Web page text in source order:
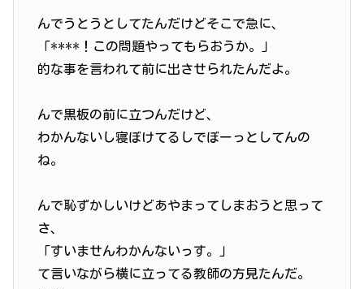
んでうとうとしてたんだけどそこで急に、
「****！この問題やってもらおうか。」
的な事を言われて前に出させられたんだよ。
んで黒板の前に立つんだけど、
わかんないし寝ぼけてるしでぼーっとしてんの
ね。
んで恥ずかしいけどあやまってしまおうと思って
さ、
「すいませんわかんないっす。」
て言いながら横に立ってる教師の方見たんだ。